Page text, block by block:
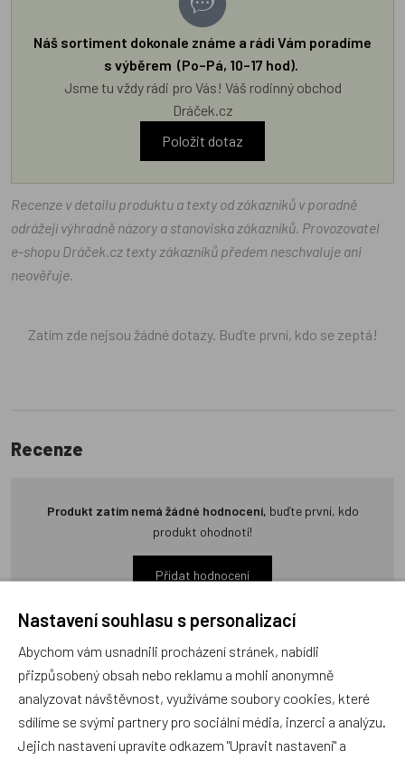
Náš sortiment dokonale známe a rádi Vám poradíme
s výběrem (Po–Pá, 10–17 hod).
Jsme tu vždy rádi pro Vás! Váš rodinný obchod
Dráček.cz
Položit dotaz
Recenze v detailu produktu a texty od zákazníků v poradně
odrážejí výhradně názory a stanoviska zákazníků. Provozovatel
e-shopu Dráček.cz texty zákazníků předem neschvaluje ani
neověřuje.
Zatím zde nejsou žádné dotazy. Buďte první, kdo se zeptá!
Recenze
Produkt zatím nemá žádné hodnocení, buďte první, kdo
produkt ohodnotí!
Přidat hodnocení
Zboží se stejným motivem
Nastavení souhlasu s personalizací
Abychom vám usnadnili procházení stránek, nabídli
přizpůsobený obsah nebo reklamu a mohli anonymně
analyzovat návštěvnost, využíváme soubory cookies, které
sdílíme se svými partnery pro sociální média, inzerci a analýzu.
Jejich nastavení upravíte odkazem "Upravit nastavení" a